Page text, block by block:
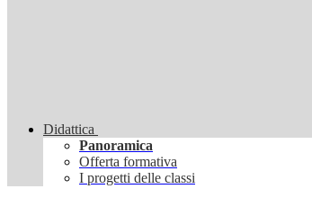
Didattica
Panoramica
Offerta formativa
I progetti delle classi